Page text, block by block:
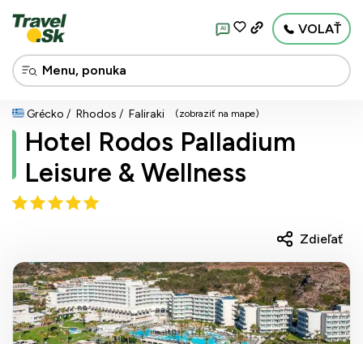
AI VOLAŤ
Grécko Rhodos Faliraki (zobraziť na mape)
Hotel Rodos Palladium
Leisure & Wellness
Zdieľať